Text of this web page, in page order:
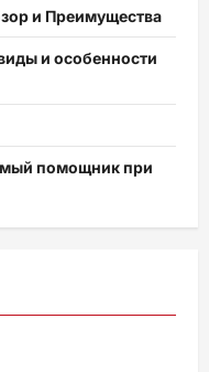
и Преимущества
и особенности
помощник при